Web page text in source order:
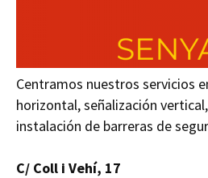
Centramos nuestros servicios
horizontal, señalización
instalación de barreras de
C/ Coll i Vehí, 17